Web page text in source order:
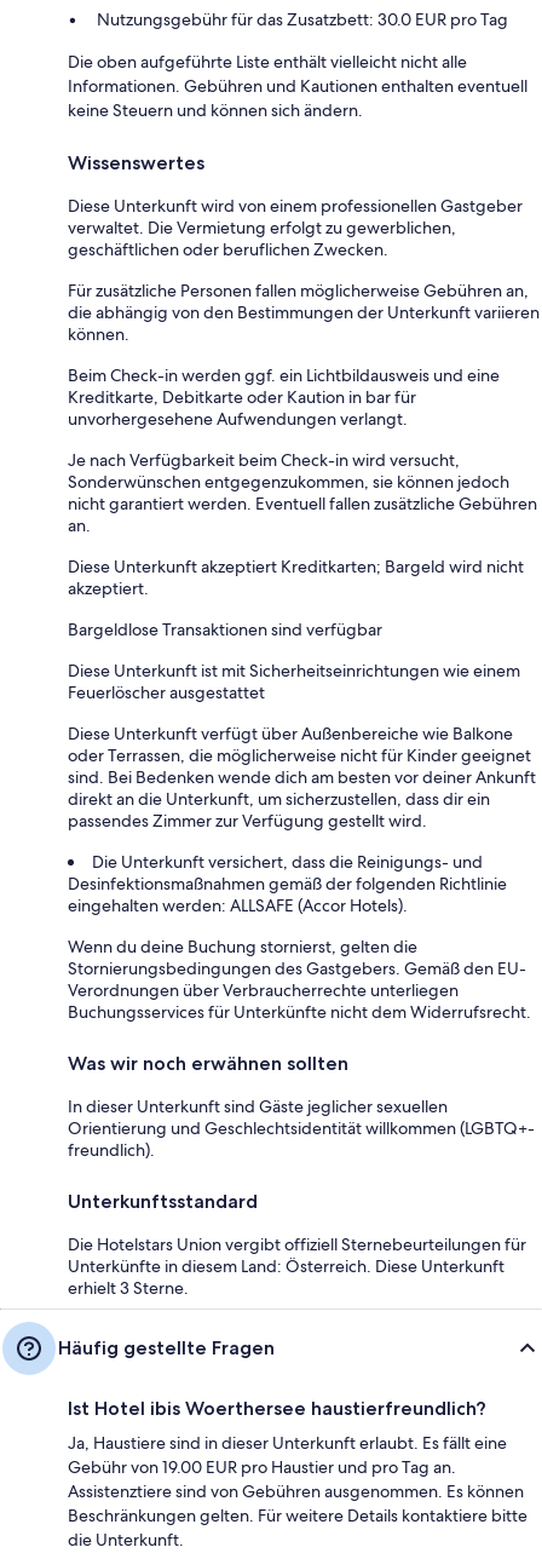
Nutzungsgebühr für das Zusatzbett: 30.0 EUR pro Tag
Die oben aufgeführte Liste enthält vielleicht nicht alle
Informationen. Gebühren und Kautionen enthalten eventuell
keine Steuern und können sich ändern.
Wissenswertes
Diese Unterkunft wird von einem professionellen Gastgeber
verwaltet. Die Vermietung erfolgt zu gewerblichen,
geschäftlichen oder beruflichen Zwecken.
Für zusätzliche Personen fallen möglicherweise Gebühren an,
die abhängig von den Bestimmungen der Unterkunft variieren
können.
Beim Check-in werden ggf. ein Lichtbildausweis und eine
Kreditkarte, Debitkarte oder Kaution in bar für
unvorhergesehene Aufwendungen verlangt.
Je nach Verfügbarkeit beim Check-in wird versucht,
Sonderwünschen entgegenzukommen, sie können jedoch
nicht garantiert werden. Eventuell fallen zusätzliche Gebühren
an.
Diese Unterkunft akzeptiert Kreditkarten; Bargeld wird nicht
akzeptiert.
Bargeldlose Transaktionen sind verfügbar
Diese Unterkunft ist mit Sicherheitseinrichtungen wie einem
Feuerlöscher ausgestattet
Diese Unterkunft verfügt über Außenbereiche wie Balkone
oder Terrassen, die möglicherweise nicht für Kinder geeignet
sind. Bei Bedenken wende dich am besten vor deiner Ankunft
direkt an die Unterkunft, um sicherzustellen, dass dir ein
passendes Zimmer zur Verfügung gestellt wird.
Die Unterkunft versichert, dass die Reinigungs- und
Desinfektionsmaßnahmen gemäß der folgenden Richtlinie
eingehalten werden: ALLSAFE (Accor Hotels).
Wenn du deine Buchung stornierst, gelten die
Stornierungsbedingungen des Gastgebers. Gemäß den EU-
Verordnungen über Verbraucherrechte unterliegen
Buchungsservices für Unterkünfte nicht dem Widerrufsrecht.
Was wir noch erwähnen sollten
In dieser Unterkunft sind Gäste jeglicher sexuellen
Orientierung und Geschlechtsidentität willkommen (LGBTQ+-
freundlich).
Unterkunftsstandard
Die Hotelstars Union vergibt offiziell Sternebeurteilungen für
Unterkünfte in diesem Land: Österreich. Diese Unterkunft
erhielt 3 Sterne.
Häufig gestellte Fragen
Ist Hotel ibis Woerthersee haustierfreundlich?
Ja, Haustiere sind in dieser Unterkunft erlaubt. Es fällt eine
Gebühr von 19.00 EUR pro Haustier und pro Tag an.
Assistenztiere sind von Gebühren ausgenommen. Es können
Beschränkungen gelten. Für weitere Details kontaktiere bitte
die Unterkunft.